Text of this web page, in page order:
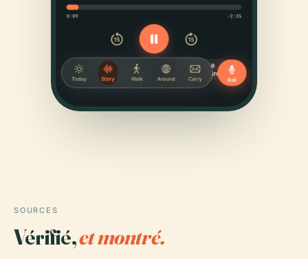
SOURCES
Vérifié,et montré.